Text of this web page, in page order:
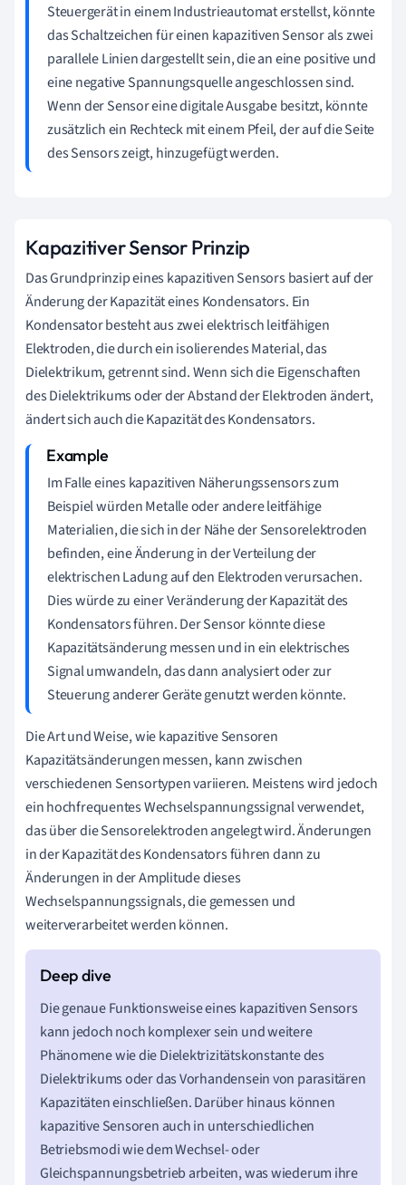
Steuergerät in einem Industrieautomat erstellst, könnte
das Schaltzeichen für einen kapazitiven Sensor als zwei
parallele Linien dargestellt sein, die an eine positive und
eine negative Spannungsquelle angeschlossen sind.
Wenn der Sensor eine digitale Ausgabe besitzt, könnte
zusätzlich ein Rechteck mit einem Pfeil, der auf die Seite
des Sensors zeigt, hinzugefügt werden.
Kapazitiver Sensor Prinzip
Das Grundprinzip eines kapazitiven Sensors basiert auf der
Änderung der Kapazität eines Kondensators. Ein
Kondensator besteht aus zwei elektrisch leitfähigen
Elektroden, die durch ein isolierendes Material, das
Dielektrikum, getrennt sind. Wenn sich die Eigenschaften
des Dielektrikums oder der Abstand der Elektroden ändert,
ändert sich auch die Kapazität des Kondensators.
Im Falle eines kapazitiven Näherungssensors zum
Beispiel würden Metalle oder andere leitfähige
Materialien, die sich in der Nähe der Sensorelektroden
befinden, eine Änderung in der Verteilung der
elektrischen Ladung auf den Elektroden verursachen.
Dies würde zu einer Veränderung der Kapazität des
Kondensators führen. Der Sensor könnte diese
Kapazitätsänderung messen und in ein elektrisches
Signal umwandeln, das dann analysiert oder zur
Steuerung anderer Geräte genutzt werden könnte.
Die Art und Weise, wie kapazitive Sensoren
Kapazitätsänderungen messen, kann zwischen
verschiedenen Sensortypen variieren. Meistens wird jedoch
ein hochfrequentes Wechselspannungssignal verwendet,
das über die Sensorelektroden angelegt wird. Änderungen
in der Kapazität des Kondensators führen dann zu
Änderungen in der Amplitude dieses
Wechselspannungssignals, die gemessen und
weiterverarbeitet werden können.
Die genaue Funktionsweise eines kapazitiven Sensors
kann jedoch noch komplexer sein und weitere
Phänomene wie die Dielektrizitätskonstante des
Dielektrikums oder das Vorhandensein von parasitären
Kapazitäten einschließen. Darüber hinaus können
kapazitive Sensoren auch in unterschiedlichen
Betriebsmodi wie dem Wechsel- oder
Gleichspannungsbetrieb arbeiten, was wiederum ihre